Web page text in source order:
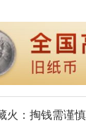
火：掏钱需谨慎